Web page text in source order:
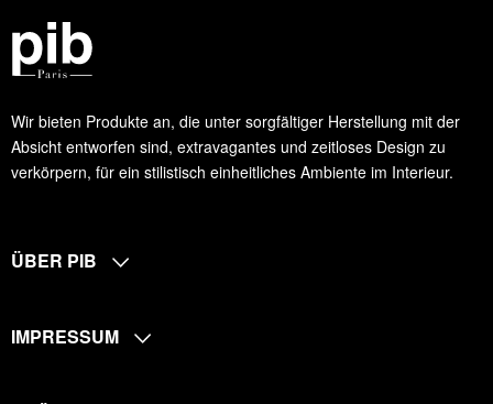
Wir bieten Produkte an, die unter sorgfältiger Herstellung mit der
Absicht entworfen sind, extravagantes und zeitloses Design zu
verkörpern, für ein stilistisch einheitliches Ambiente im Interieur.
ÜBER PIB
IMPRESSUM